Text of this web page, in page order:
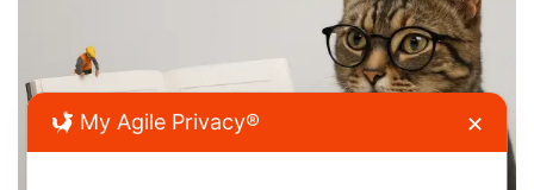
Sobre nós
Loja
Blog
My Agile Privacy® ✕